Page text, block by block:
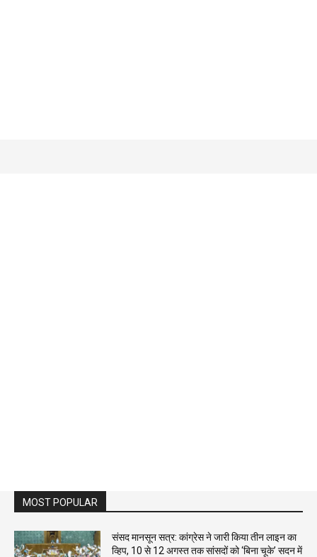
MOST POPULAR
संसद मानसून सत्र: कांग्रेस ने जारी किया तीन लाइन का
व्हिप, 10 से 12 अगस्त तक सांसदों को ‘बिना चूके’ सदन में